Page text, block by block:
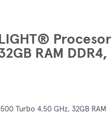
Procesor
RAM DDR4,
Turbo 4.50 GHz, 32GB RAM